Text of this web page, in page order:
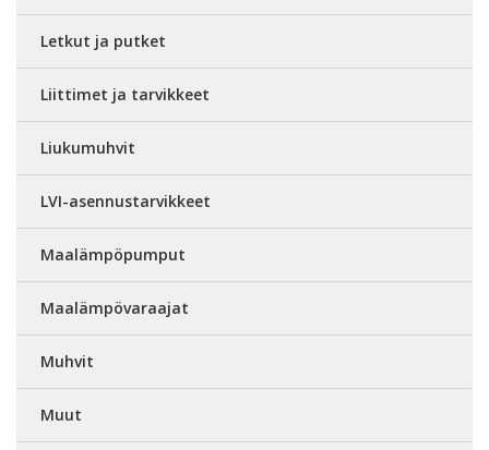
Letkut ja putket
Liittimet ja tarvikkeet
Liukumuhvit
LVI-asennustarvikkeet
Maalämpöpumput
Maalämpövaraajat
Muhvit
Muut